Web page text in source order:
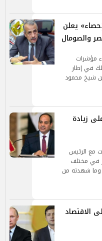
يعلن
والصومال
مؤشرات
في إطار
شيخ محمود
زيادة
مع الرئيس
في مختلف
وما شهدته من
الاقتصاد